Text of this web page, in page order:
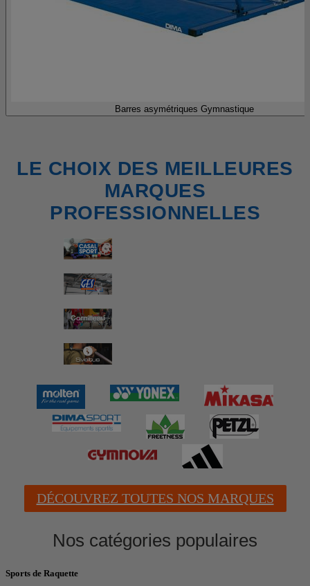
Barres asymétriques Gymnastique
LE CHOIX DES MEILLEURES
MARQUES
PROFESSIONNELLES
DÉCOUVREZ TOUTES NOS MARQUES
Nos catégories populaires
Sports de Raquette